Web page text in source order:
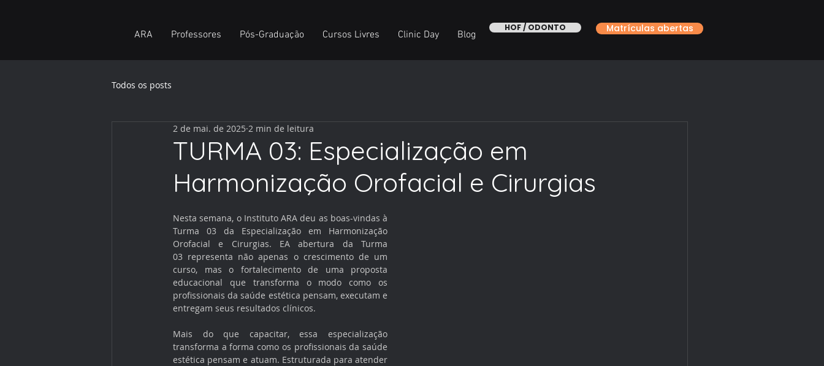
ARA Professores Pós-Graduação Cursos Livres Clinic Day Blog
HOF / ODONTO Matrículas abertas
Todos os posts
TURMA 03: Especialização em
Harmonização Orofacial e Cirurgias
2 de mai. de 2025 2 min de leitura
Nesta semana, o Instituto ARA deu as boas-vindas à
Turma 03 da Especialização em Harmonização
Orofacial e Cirurgias. EA abertura da Turma
03 representa não apenas o crescimento de um
curso, mas o fortalecimento de uma proposta
educacional que transforma o modo como os
profissionais da saúde estética pensam, executam e
entregam seus resultados clínicos.
Mais do que capacitar, essa especialização
transforma a forma como os profissionais da saúde
estética pensam e atuam. Estruturada para atender